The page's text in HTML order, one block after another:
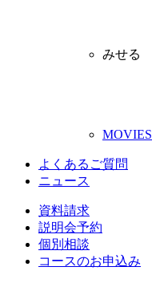
みせる
よくあるご質問
ニュース
資料請求
説明会予約
個別相談
コースのお申込み